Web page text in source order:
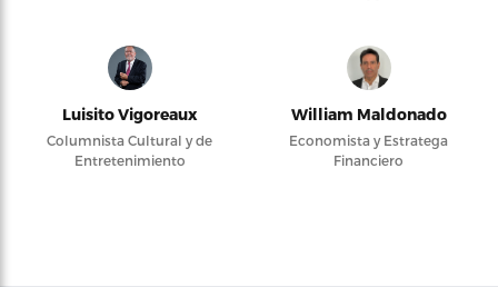
Luisito Vigoreaux
Columnista Cultural y de
Entretenimiento
William Maldonado
Economista y Estratega
Financiero